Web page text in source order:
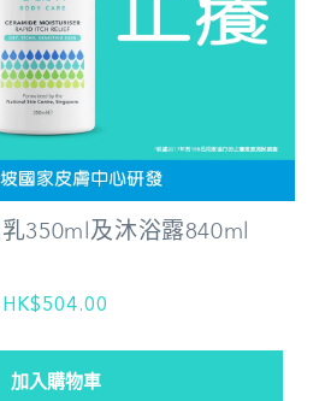
350ml及沐浴露840ml
HK$504.00